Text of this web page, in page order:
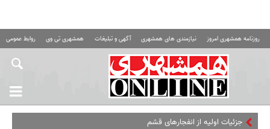
روزنامه همشهری امروز نیازمندی های همشهری آگهی و تبلیغات همشهری تی وی روابط عمومی
جزئیات اولیه از انفجارهای قشم